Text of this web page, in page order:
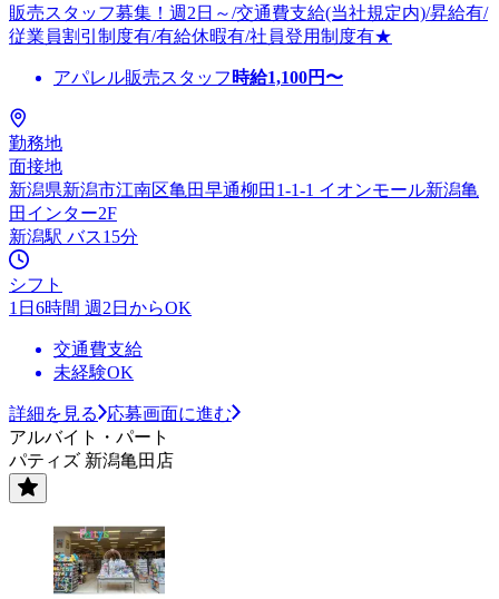
販売スタッフ募集！週2日～/交通費支給(当社規定内)/昇給有/
従業員割引制度有/有給休暇有/社員登用制度有★
アパレル販売スタッフ 時給1,100円〜
勤務地
面接地
新潟県新潟市江南区亀田早通柳田1-1-1 イオンモール新潟亀
田インター2F
新潟駅 バス15分
シフト
1日6時間 週2日からOK
交通費支給
未経験OK
詳細を見る
応募画面に進む
アルバイト・パート
パティズ 新潟亀田店